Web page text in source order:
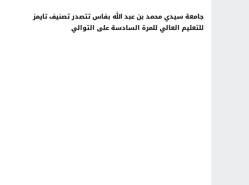
جامعة سيدي محمد بن عبد الله بفاس تتصدر تصنيف تايمز
للتعليم العالي للمرة السادسة على التوالي